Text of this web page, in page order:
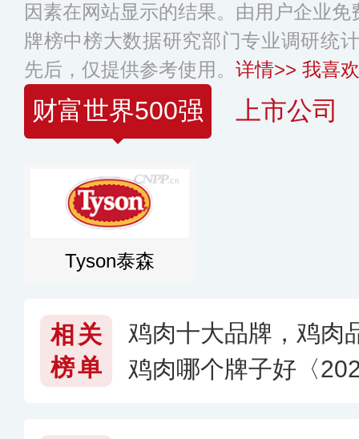
因素在网站显示的结果。由用户企业
牌榜中榜大数据研究部门专业调研统
先后，仅提供参考使用。 详情>> 我喜
财富世界500强 上市公司
Tyson泰森
相关
榜单
鸡肉十大品牌，鸡肉
鸡肉哪个牌子好〈